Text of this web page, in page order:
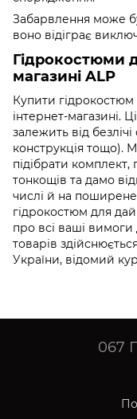
Забарвлення може
воно відіграє
Гідрокостюми
магазині ALP
Купити
інтернет-магазині.
залежить від
конструкція тощо).
підібрати комплект,
тонкощів та дамо
числі й на
гідрокостюм для
про всі ваші
товарів
України, відомий
067